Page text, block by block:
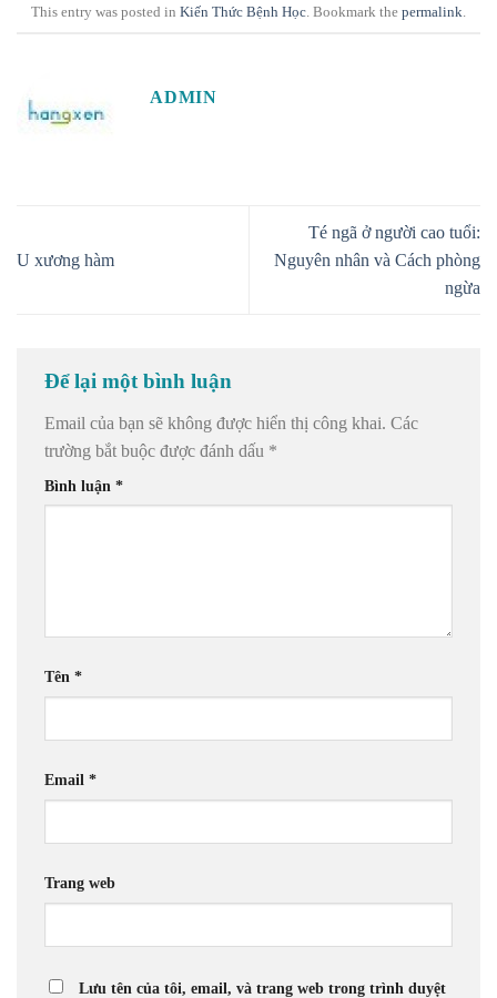
This entry was posted in Kiến Thức Bệnh Học. Bookmark the permalink.
ADMIN
U xương hàm
Té ngã ở người cao tuổi:
Nguyên nhân và Cách phòng
ngừa
Để lại một bình luận
Email của bạn sẽ không được hiển thị công khai. Các
trường bắt buộc được đánh dấu *
Bình luận *
Tên *
Email *
Trang web
Lưu tên của tôi, email, và trang web trong trình duyệt